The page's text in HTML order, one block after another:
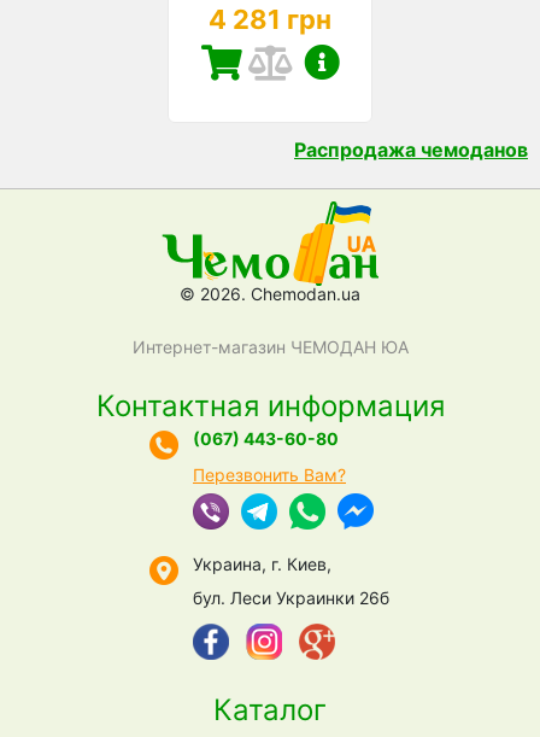
4 281 грн
Распродажа чемоданов
© 2026. Chemodan.ua
Интернет-магазин ЧЕМОДАН ЮА
Каталог
Контактная информация
(067) 443-60-80
Перезвонить Вам?
Украина, г. Киев,
бул. Леси Украинки 26б